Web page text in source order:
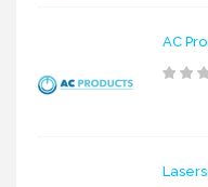
AC